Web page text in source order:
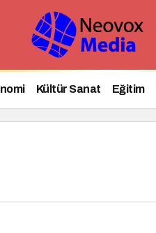
Kültür Sanat Eğitim